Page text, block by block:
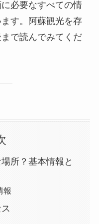
必要なすべての情
す。阿蘇観光を存
で読んでみてくだ
所？基本情報と
報